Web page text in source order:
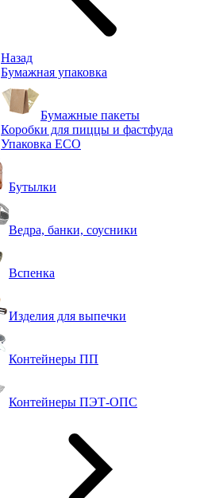
Назад
Бумажная упаковка
Бумажные пакеты
Коробки для пиццы и фастфуда
Упаковка ECO
Бутылки
Ведра, банки, соусники
Вспенка
Изделия для выпечки
Контейнеры ПП
Контейнеры ПЭТ-ОПС